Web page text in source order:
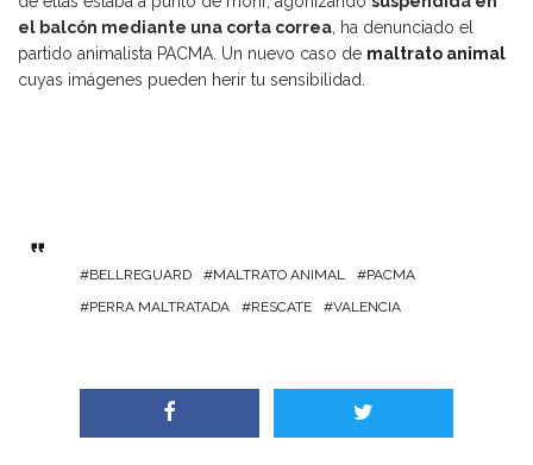
el balcón mediante una corta correa, ha denunciado el
partido animalista PACMA. Un nuevo caso de maltrato animal
cuyas imágenes pueden herir tu sensibilidad.
BELLREGUARD MALTRATO ANIMAL
PACMA
PERRA MALTRATADA
RESCATE VALENCIA